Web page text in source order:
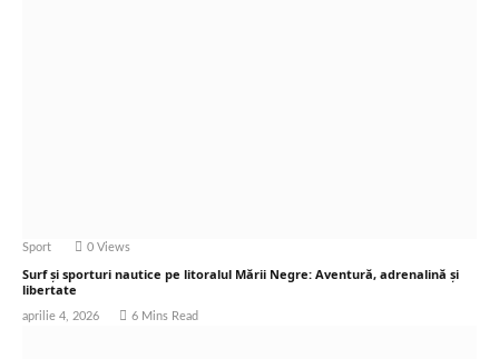
Sport 0 Views
Surf și sporturi nautice pe litoralul Mării Negre: Aventură, adrenalină și
libertate
aprilie 4, 2026 6 Mins Read